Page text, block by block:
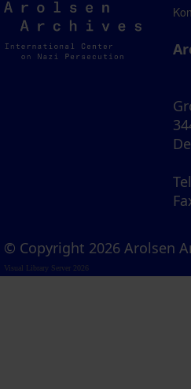
Arolsen
Archives
Tel
© Copyright 2026 Arolsen
Visual Library Server 2026